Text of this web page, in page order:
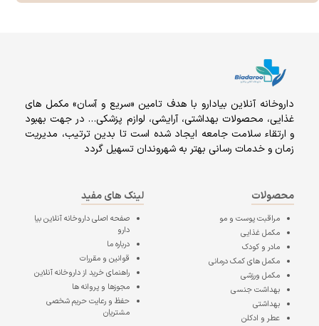
داروخانه آنلاين بيادارو با هدف تامين «سریع و آسان» مكمل هاى
غذايى، محصولات بهداشتى، آرايشى، لوازم پزشکی… در جهت بهبود
و ارتقاء سلامت جامعه ایجاد شده است تا بدین ترتیب، مدیریت
زمان و خدمات رسانی بهتر به شهروندان تسهیل گردد
محصولات
مراقبت پوست و مو
مکمل غذایی
مادر و کودک
مکمل های کمک درمانی
مکمل ورزشی
بهداشت جنسی
بهداشتی
عطر و ادکلن
لینک های مفید
صفحه اصلیداروخانه آنلاین بیا
دارو
درباره ما
قوانین و مقررات
راهنمای خرید از داروخانه آنلاین
مجوزها و پروانه ها
حفظ و رعایت حریم شخصی
مشتریان